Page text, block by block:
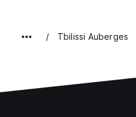
Tbilissi Auberges